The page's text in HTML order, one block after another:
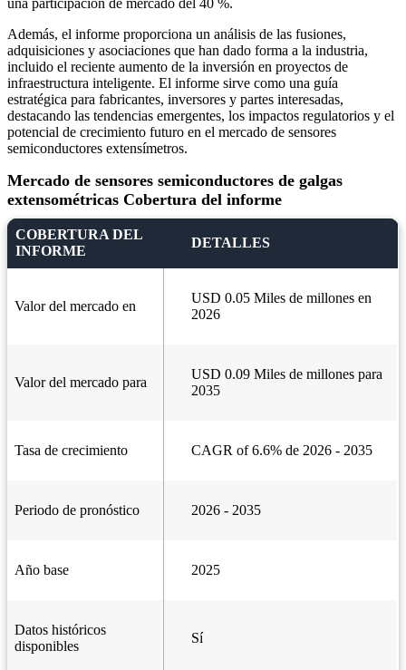
una participación de mercado del 40 %.
Además, el informe proporciona un análisis de las fusiones,
adquisiciones y asociaciones que han dado forma a la industria,
incluido el reciente aumento de la inversión en proyectos de
infraestructura inteligente. El informe sirve como una guía
estratégica para fabricantes, inversores y partes interesadas,
destacando las tendencias emergentes, los impactos regulatorios y el
potencial de crecimiento futuro en el mercado de sensores
semiconductores extensímetros.
Mercado de sensores semiconductores de galgas
extensométricas Cobertura del informe
COBERTURA DEL
INFORME
DETALLES
Valor del mercado en
USD 0.05 Miles de millones en
2026
Valor del mercado para
USD 0.09 Miles de millones para
2035
Tasa de crecimiento CAGR of 6.6% de 2026 - 2035
Periodo de pronóstico 2026 - 2035
Año base 2025
Datos históricos
disponibles
Sí